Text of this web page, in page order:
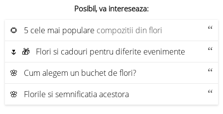
Posibil, va intereseaza:
🌻 5 cele mai populare compozitii din flori
🌷 🎁 Flori si cadouri pentru diferite evenimente
🌸 Cum alegem un buchet de flori?
🌸 Florile si semnificatia acestora